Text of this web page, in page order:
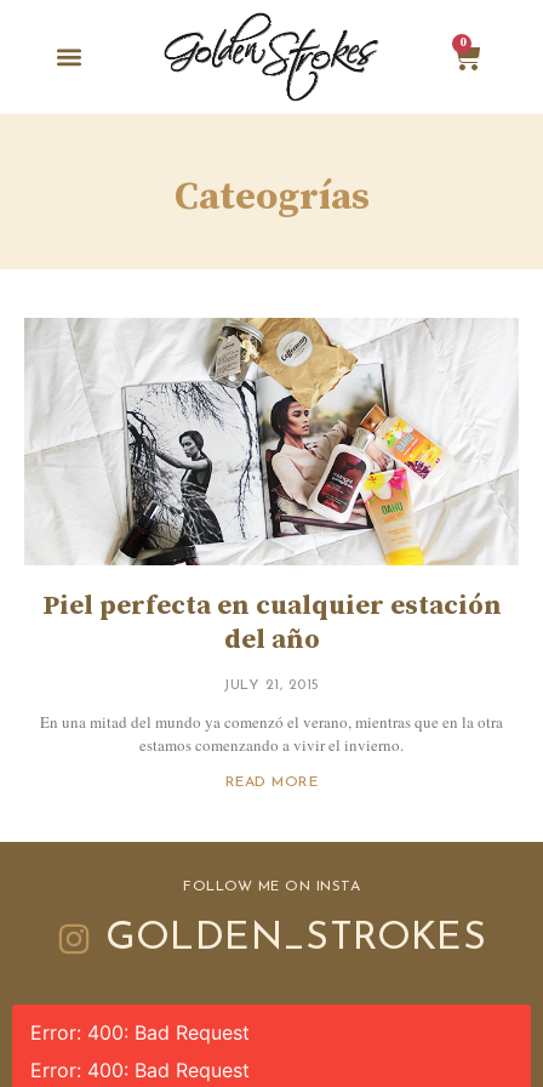
0
Cateogrías
Piel perfecta en cualquier estación
del año
JULY 21, 2015
En una mitad del mundo ya comenzó el verano, mientras que en la otra
estamos comenzando a vivir el invierno.
READ MORE
FOLLOW ME ON INSTA
GOLDEN_STROKES
Error: 400: Bad Request
Error: 400: Bad Request